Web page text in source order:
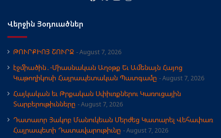
Վերջին Յօդուածներ
ԹՈՒՐՔԻՈՅ ՇՈՒՐՋ August 7, 2026
էջմիածին․-Միասնական Աղօթք Եւ Ամենայն Հայոց
Կաթողիկոսի Հայրապետական Պատգամը
August 7, 2026
Հայկական եւ Թրքական Սփիւռքներու Կառուցային
Տարբերութիւնները
August 7, 2026
Դատաւոր Յակոբ Մանուկեան Մերժեց Կատարել Վեհափառ
Հայրապետի Դատավարութիւնը
August 7, 2026